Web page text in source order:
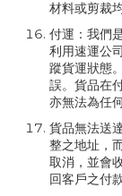
材料或剪裁
付運：我們
利用速運公
蹤貨運狀態
誤。貨品在
亦無法為任
貨品無法送
整之地址，
取消，並會
回客戶之付